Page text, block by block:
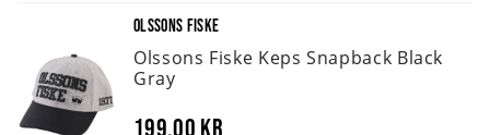
OLSSONS FISKE
Olssons Fiske Keps Snapback Black
Gray
199,00 kr